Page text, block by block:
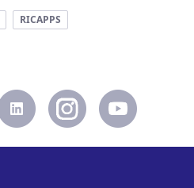
RICAPPS